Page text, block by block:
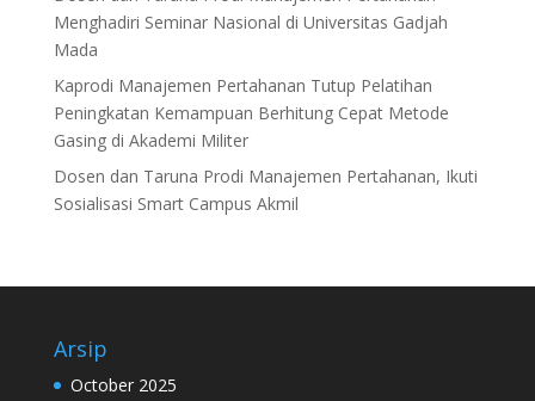
Menghadiri Seminar Nasional di Universitas Gadjah
Mada
Kaprodi Manajemen Pertahanan Tutup Pelatihan
Peningkatan Kemampuan Berhitung Cepat Metode
Gasing di Akademi Militer
Dosen dan Taruna Prodi Manajemen Pertahanan, Ikuti
Sosialisasi Smart Campus Akmil
Arsip
October 2025